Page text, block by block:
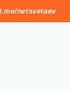
netsvetaev